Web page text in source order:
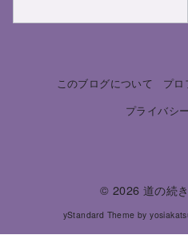
このブログについて プロ
プライバシ
© 2026 道の続
yStandard Theme by